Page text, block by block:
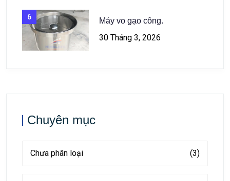
6 Máy vo gạo công.
30 Tháng 3, 2026
Chuyên mục
Chưa phân loại (3)